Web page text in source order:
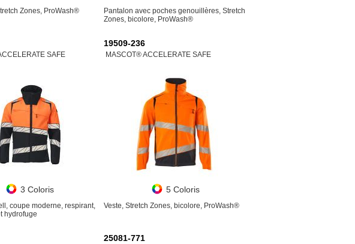
Zones, ProWash®
Pantalon avec poches genouillères, Stretch
Zones, bicolore, ProWash®
SAFE
3 Coloris
coupe moderne, respirant,
hydrofuge
19509-236
MASCOT® ACCELERATE SAFE
5 Coloris
Veste, Stretch Zones, bicolore, ProWash®
25081-771